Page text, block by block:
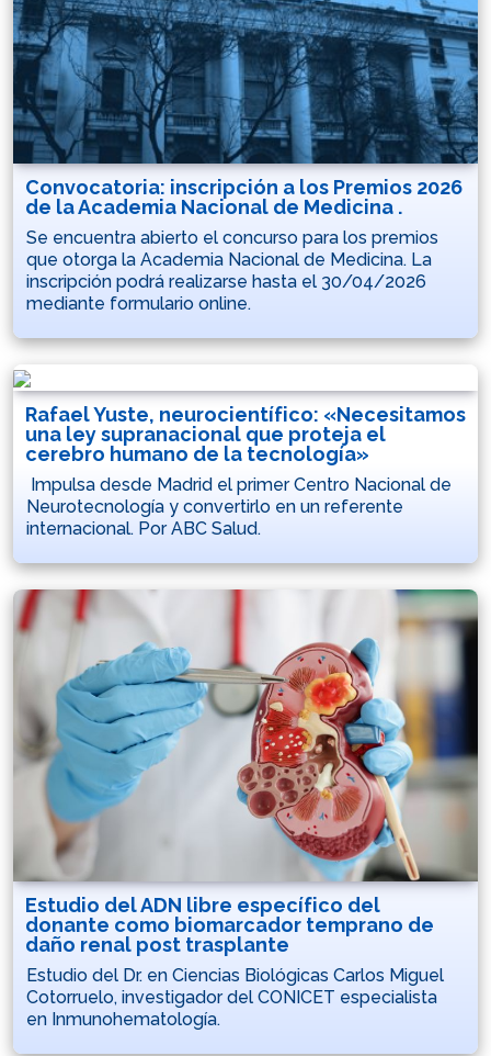
Convocatoria: inscripción a los Premios 2026
de la Academia Nacional de Medicina .
Se encuentra abierto el concurso para los premios
que otorga la Academia Nacional de Medicina. La
inscripción podrá realizarse hasta el 30/04/2026
mediante formulario online.
Rafael Yuste, neurocientífico: «Necesitamos
una ley supranacional que proteja el
cerebro humano de la tecnología»
Impulsa desde Madrid el primer Centro Nacional de
Neurotecnología y convertirlo en un referente
internacional. Por ABC Salud.
Estudio del ADN libre específico del
donante como biomarcador temprano de
daño renal post trasplante
Estudio del Dr. en Ciencias Biológicas Carlos Miguel
Cotorruelo, investigador del CONICET especialista
en Inmunohematología.